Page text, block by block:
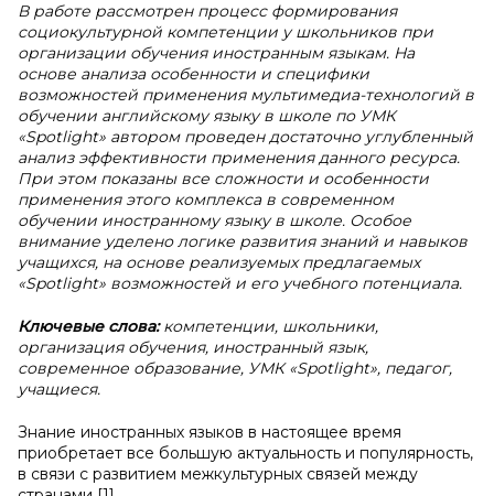
В работе рассмотрен процесс формирования
социокультурной компетенции у школьников при
организации обучения иностранным языкам. На
основе анализа особенности и специфики
возможностей применения мультимедиа-технологий в
обучении английскому языку в школе по УМК
«Spotlight» автором проведен достаточно углубленный
анализ эффективности применения данного ресурса.
При этом показаны все сложности и особенности
применения этого комплекса в современном
обучении иностранному языку в школе. Особое
внимание уделено логике развития знаний и навыков
учащихся, на основе реализуемых предлагаемых
«Spotlight» возможностей и его учебного потенциала.
Ключевые слова:компетенции, школьники,
организация обучения, иностранный язык,
современное образование, УМК «Spotlight», педагог,
учащиеся.
Знание иностранных языков в настоящее время
приобретает все большую актуальность и популярность,
в связи с развитием межкультурных связей между